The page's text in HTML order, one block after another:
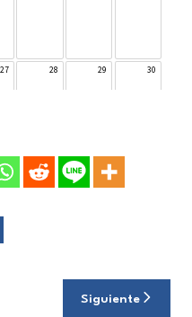
Siguiente